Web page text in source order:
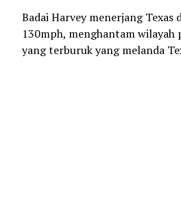
Badai Harvey menerjang
130mph, menghantam wilayah
yang terburuk yang melanda